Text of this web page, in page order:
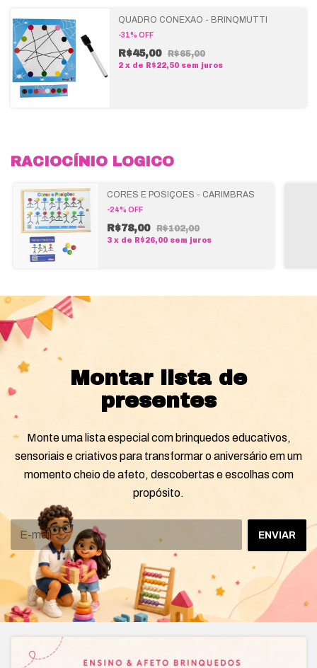
QUADRO CONEXÃO - BRINQMUTTI
-31% OFF
R$45,00 R$65,00
2 x de R$22,50 sem juros
RACIOCÍNIO LOGICO
CORES E POSIÇÕES - CARIMBRAS
-24% OFF
R$78,00 R$102,00
3 x de R$26,00 sem juros
Montar lista de
presentes
Monte uma lista especial com brinquedos educativos,
sensoriais e criativos para transformar o aniversário em um
momento cheio de afeto, descobertas e escolhas com
propósito.